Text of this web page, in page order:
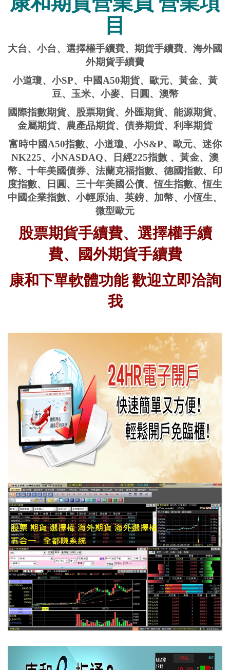
目
大台、小台、選擇權手續費、期貨手續費、海外國
外期貨手續費
小道瓊、小SP、中國A50期貨、歐元、黃金、黃
豆、玉米、小麥、日圓、澳幣
國際指數期貨、股票期貨、外匯期貨、能源期貨、
金屬期貨、農產品期貨、債券期貨、利率期貨
富時中國A50指數、小道瓊、小S&P、歐元、迷你
NK225、小NASDAQ、日經225指數 、黃金、澳
幣、十年美國債券、法蘭克福指數、德國指數、印
度指數、日圓、三十年美國公債、恆生指數、恆生
中國企業指數、小輕原油、英鎊、加幣、小恆生、
微型歐元
股票期貨手續費、選擇權手續
費、國外期貨手續費
康和下單軟體功能 歡迎立即洽詢
我